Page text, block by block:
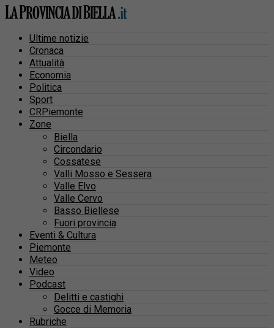
Ultime notizie
Cronaca
Attualità
Economia
Politica
Sport
CRPiemonte
Zone
Biella
Circondario
Cossatese
Valli Mosso e Sessera
Valle Elvo
Valle Cervo
Basso Biellese
Fuori provincia
Eventi & Cultura
Piemonte
Meteo
Video
Podcast
Delitti e castighi
Gocce di Memoria
Rubriche